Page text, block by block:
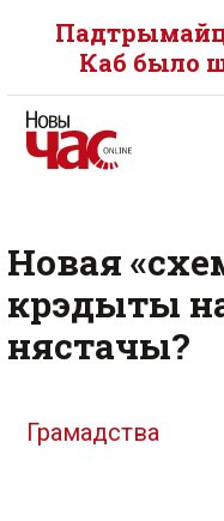
Каб было
Новая
крэдыты
нястачы?
Грамадства